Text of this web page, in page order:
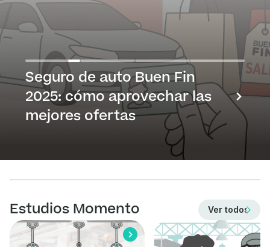
Seguro de auto Buen Fin
2025: cómo aprovechar las
mejores ofertas
Estudios Momento Ver todos los